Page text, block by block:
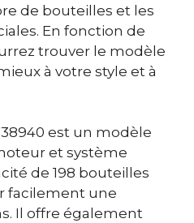
de bouteilles et les
En fonction de
trouver le modèle
à votre style et à
est un modèle
et système
de 198 bouteilles
facilement une
Il offre également